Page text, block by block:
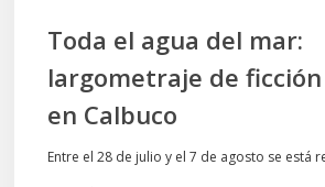
Toda el agua del mar:
largometraje de
en Calbuco
Entre el 28 de julio y el 7 de agosto se está